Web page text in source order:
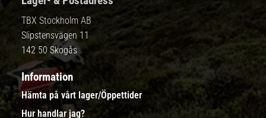
TBX Stockholm AB
Slipstensvägen 11
142 50 Skogås
Information
Hämta på vårt lager/Öppettider
Hur handlar jag?